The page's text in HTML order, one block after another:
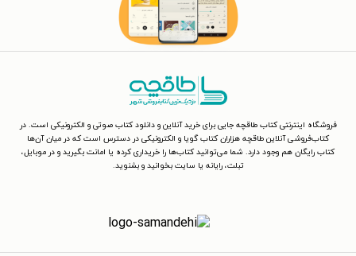
فروشگاه اینترنتی کتاب طاقچه جایی برای خرید آنلاین و دانلود کتاب صوتی و الکترونیکی است. در
کتاب‌فروشی آنلاین طاقچه هزاران کتاب گویا و الکترونیکی در دسترس است که در میان آن‌ها
کتاب رایگان هم وجود دارد. شما می‌توانید کتاب‌ها را خریداری کرده یا امانت بگیرید و در موبایل،
تبلت، رایانه یا سایت بخوانید و بشنوید.